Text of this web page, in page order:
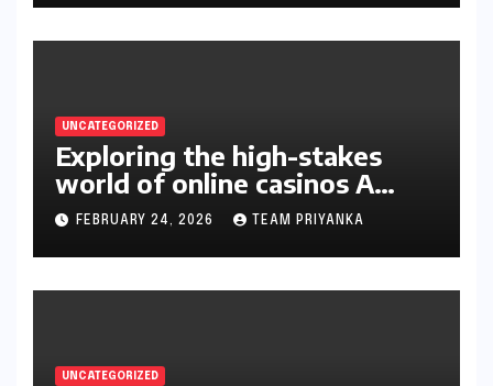
UNCATEGORIZED
Exploring the high-stakes
world of online casinos A
gambler’s guide
FEBRUARY 24, 2026 TEAM PRIYANKA
UNCATEGORIZED